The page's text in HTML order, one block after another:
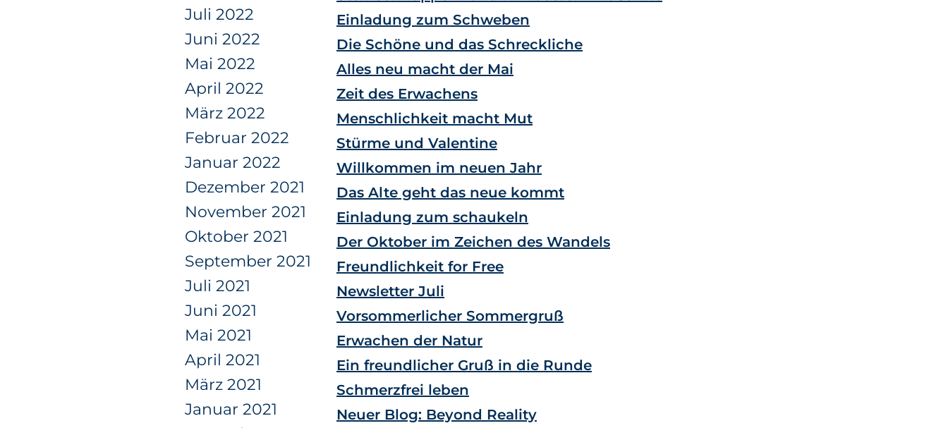
Juli 2022 Einladung zum Schweben
Juni 2022 Die Schöne und das Schreckliche
Mai 2022 Alles neu macht der Mai
April 2022 Zeit des Erwachens
März 2022 Menschlichkeit macht Mut
Februar 2022 Stürme und Valentine
Januar 2022 Willkommen im neuen Jahr
Dezember 2021 Das Alte geht das neue kommt
November 2021 Einladung zum schaukeln
Oktober 2021 Der Oktober im Zeichen des Wandels
September 2021 Freundlichkeit for Free
Juli 2021 Newsletter Juli
Juni 2021 Vorsommerlicher Sommergruß
Mai 2021 Erwachen der Natur
April 2021 Ein freundlicher Gruß in die Runde
März 2021 Schmerzfrei leben
Januar 2021 Neuer Blog: Beyond Reality